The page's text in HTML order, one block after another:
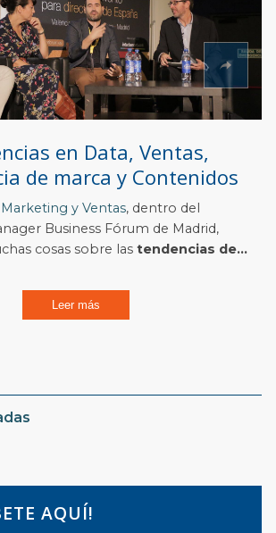
en Data, Ventas,
de marca y Contenidos
y Ventas, dentro del
Business Fórum de Madrid,
cosas sobre lastendencias de...
Leer más
AQUÍ!